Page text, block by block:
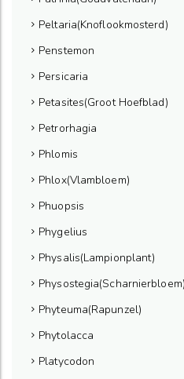
Peltaria(Knoflookmosterd)
Penstemon
Persicaria
Petasites(Groot Hoefblad)
Petrorhagia
Phlomis
Phlox(Vlambloem)
Phuopsis
Phygelius
Physalis(Lampionplant)
Physostegia(Scharnierbloem)
Phyteuma(Rapunzel)
Phytolacca
Platycodon